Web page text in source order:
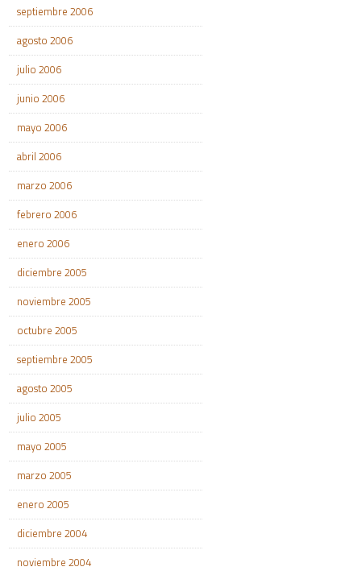
septiembre 2006
agosto 2006
julio 2006
junio 2006
mayo 2006
abril 2006
marzo 2006
febrero 2006
enero 2006
diciembre 2005
noviembre 2005
octubre 2005
septiembre 2005
agosto 2005
julio 2005
mayo 2005
marzo 2005
enero 2005
diciembre 2004
noviembre 2004